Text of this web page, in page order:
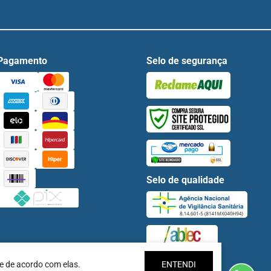
de acordo com elas. ENTENDI
Selo de segurança
Selo de qualidade